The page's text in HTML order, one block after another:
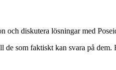
och diskutera lösningar med
som faktiskt kan svara på